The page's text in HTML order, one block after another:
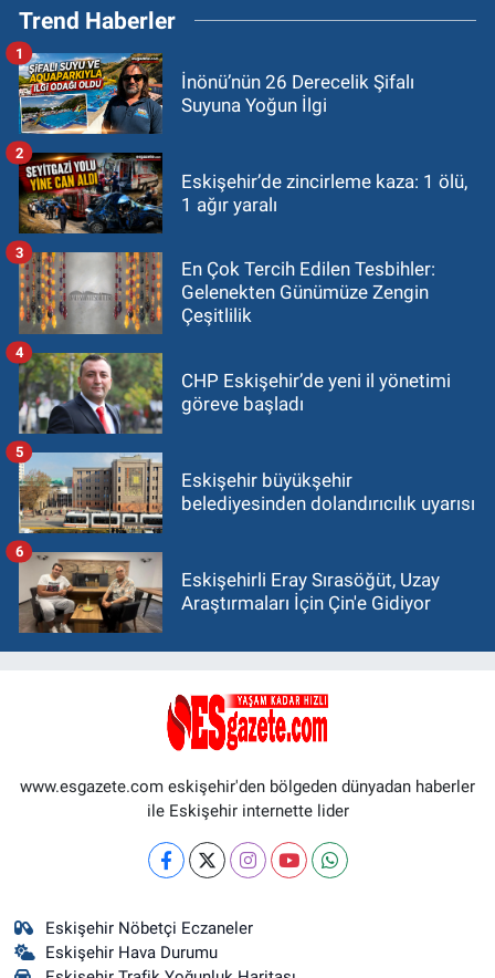
Trend Haberler
İnönü’nün 26 Derecelik Şifalı
Suyuna Yoğun İlgi
1
Eskişehir’de zincirleme kaza: 1 ölü,
1 ağır yaralı
2
En Çok Tercih Edilen Tesbihler:
Gelenekten Günümüze Zengin
Çeşitlilik
3
CHP Eskişehir’de yeni il yönetimi
göreve başladı
4
Eskişehir büyükşehir
belediyesinden dolandırıcılık uyarısı
5
Eskişehirli Eray Sırasöğüt, Uzay
Araştırmaları İçin Çin'e Gidiyor
6
www.esgazete.com eskişehir'den bölgeden dünyadan haberler
ile Eskişehir internette lider
Eskişehir Nöbetçi Eczaneler
Eskişehir Hava Durumu